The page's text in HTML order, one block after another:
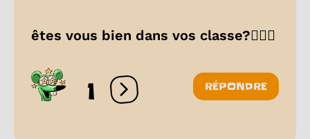
êtes vous bien dans vos classe?🤷🏼‍♀️
1 Ouvrir les réactions
RÉPONDRE